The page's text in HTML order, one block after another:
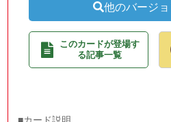
他のバージ
このカードが登場す
る記事一覧